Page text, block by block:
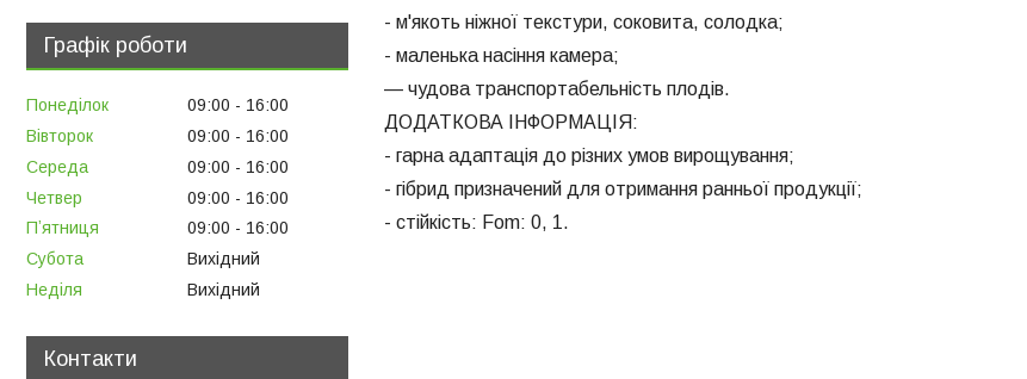
- м'якоть ніжної текстури, соковита, солодка;
- маленька насіння камера;
— чудова транспортабельність плодів.
ДОДАТКОВА ІНФОРМАЦІЯ:
- гарна адаптація до різних умов вирощування;
- гібрид призначений для отримання ранньої продукції;
- стійкість: Fom: 0, 1.
Графік роботи
Понеділок 09:00
16:00
Вівторок
09:00
16:00
Середа
09:00
16:00
Четвер
09:00
16:00
Пʼятниця
09:00
16:00
Субота
Вихідний
Неділя
Вихідний
Контакти